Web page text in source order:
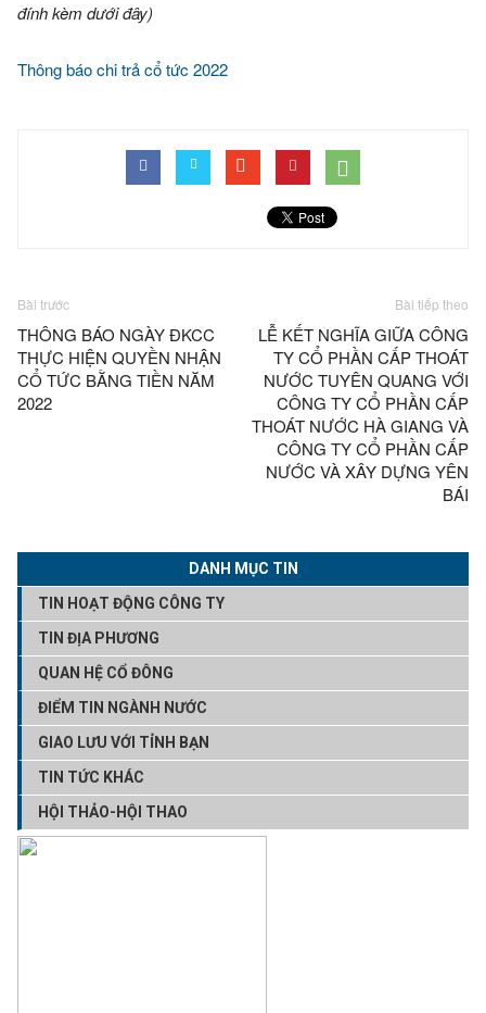
đính kèm dưới đây)
Thông báo chi trả cổ tức 2022
Bài trước
THÔNG BÁO NGÀY ĐKCC
THỰC HIỆN QUYỀN NHẬN
CỔ TỨC BẰNG TIỀN NĂM
2022
Bài tiếp theo
LỄ KẾT NGHĨA GIỮA CÔNG
TY CỔ PHẦN CẤP THOÁT
NƯỚC TUYÊN QUANG VỚI
CÔNG TY CỔ PHẦN CẤP
THOÁT NƯỚC HÀ GIANG VÀ
CÔNG TY CỔ PHẦN CẤP
NƯỚC VÀ XÂY DỰNG YÊN
BÁI
DANH MỤC TIN
TIN HOẠT ĐỘNG CÔNG TY
TIN ĐỊA PHƯƠNG
QUAN HỆ CỔ ĐÔNG
ĐIỂM TIN NGÀNH NƯỚC
GIAO LƯU VỚI TỈNH BẠN
TIN TỨC KHÁC
HỘI THẢO-HỘI THAO